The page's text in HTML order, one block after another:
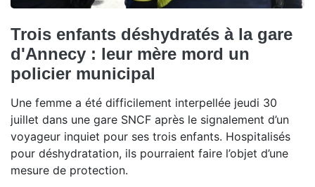
Trois enfants déshydratés à la gare
d'Annecy : leur mère mord un
policier municipal
Une femme a été difficilement interpellée jeudi 30
juillet dans une gare SNCF après le signalement d’un
voyageur inquiet pour ses trois enfants. Hospitalisés
pour déshydratation, ils pourraient faire l’objet d’une
mesure de protection.